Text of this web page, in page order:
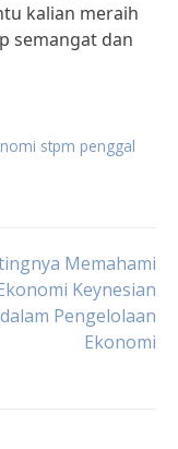
kalian meraih
semangat dan
stpm penggal
Memahami
Keynesian
dalam Pengelolaan
Ekonomi